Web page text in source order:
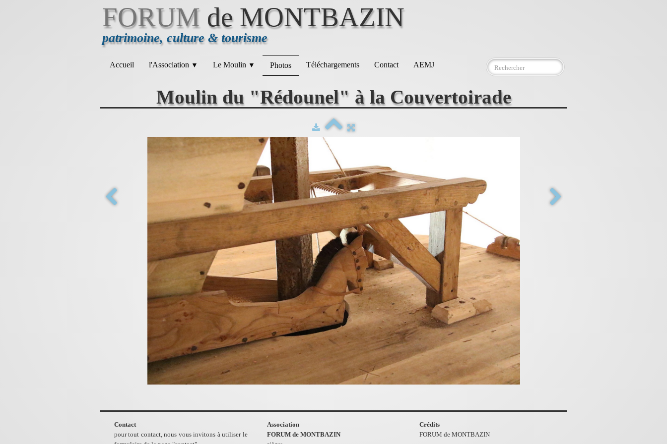
FORUM de MONTBAZIN
patrimoine, culture & tourisme
Accueil l'Association ▼ Le Moulin ▼ Photos Téléchargements Contact AEMJ
Moulin du "Rédounel" à la Couvertoirade
Contact
pour tout contact, nous vous invitons à utiliser le
Association
FORUM de MONTBAZIN
Crédits
FORUM de MONTBAZIN